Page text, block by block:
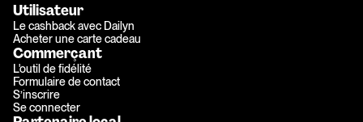
Utilisateur
Le cashback avec Dailyn
Acheter une carte cadeau
Commerçant
L'outil de fidélité
Formulaire de contact
S’inscrire
Se connecter